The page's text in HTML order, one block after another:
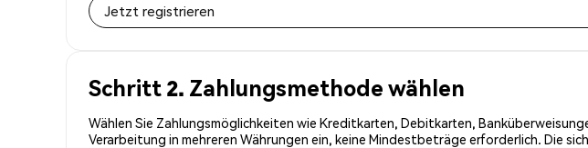
Jetzt registrieren
Schritt 2. Zahlungsmethode wählen
Wählen Sie Zahlungsmöglichkeiten wie Kreditkarten, Debitkarten,
Verarbeitung in mehreren Währungen ein, keine Mindestbeträge erforderlich. Die